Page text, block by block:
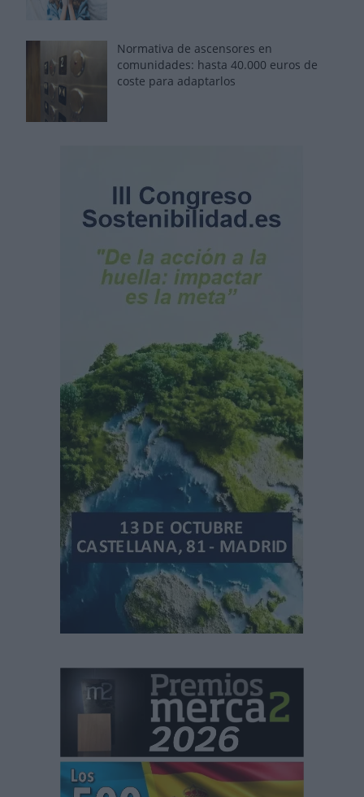
Normativa de ascensores en
comunidades: hasta 40.000 euros de
coste para adaptarlos